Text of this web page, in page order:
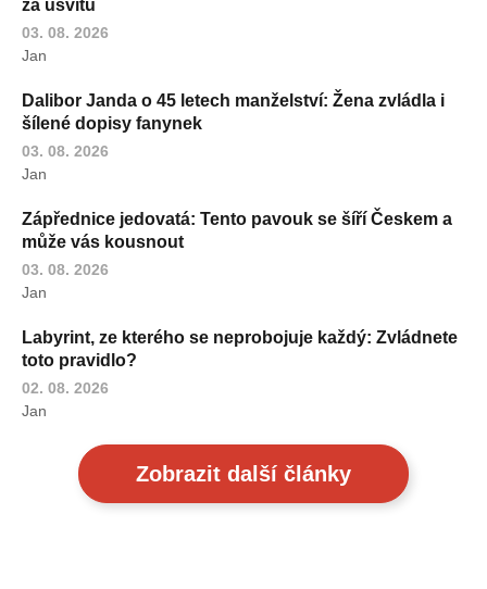
za úsvitu
03. 08. 2026
Jan
Dalibor Janda o 45 letech manželství: Žena zvládla i
šílené dopisy fanynek
03. 08. 2026
Jan
Zápřednice jedovatá: Tento pavouk se šíří Českem a
může vás kousnout
03. 08. 2026
Jan
Labyrint, ze kterého se neprobojuje každý: Zvládnete
toto pravidlo?
02. 08. 2026
Jan
Zobrazit další články